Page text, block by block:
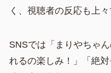
く、視聴者の反応も上々
SNSでは「まりやちゃ
れるの楽しみ！」「絶